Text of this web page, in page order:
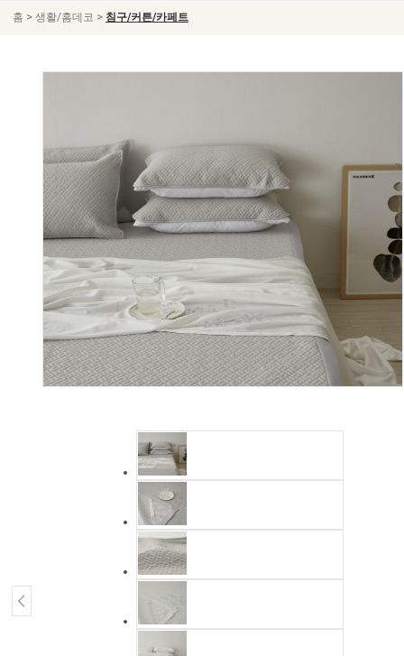
홈 > 생활/홈데코 > 침구/커튼/카페트